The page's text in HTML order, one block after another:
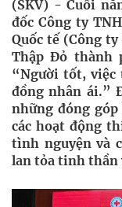
(SKV) - Cuối
đốc Công ty
Quốc tế (Công
Thập Đỏ thành
“Người tốt, việc
đồng nhân ái.”
những đóng
các hoạt động
tình nguyện và
lan tỏa tinh thần